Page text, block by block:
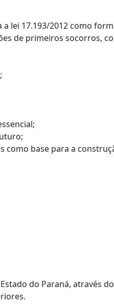
lei 17.193/2012 como
de primeiros socorros,
base para a
do Paraná, através